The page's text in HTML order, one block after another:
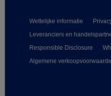
Wettelijke informatie
Leveranciers en
Responsible Disclosure
Algemene